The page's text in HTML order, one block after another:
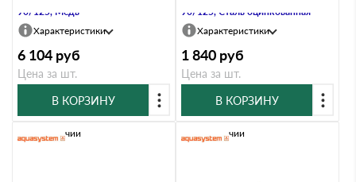
90/125, Медь
Характеристики
6 104 руб
Цена за шт.
В КОРЗИНУ
90/125, Сталь оцинкованная
Характеристики
1 840 руб
Цена за шт.
В КОРЗИНУ
В наличии В наличии